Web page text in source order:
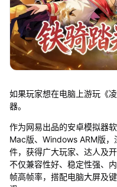
如果玩家想在电脑上游玩《
器。
作为网易出品的安卓模拟器
Mac版、Windows ARM版
件，获得广大玩家、达人及
不仅兼容性好、稳定性强、
帧高帧率，搭配电脑大屏及